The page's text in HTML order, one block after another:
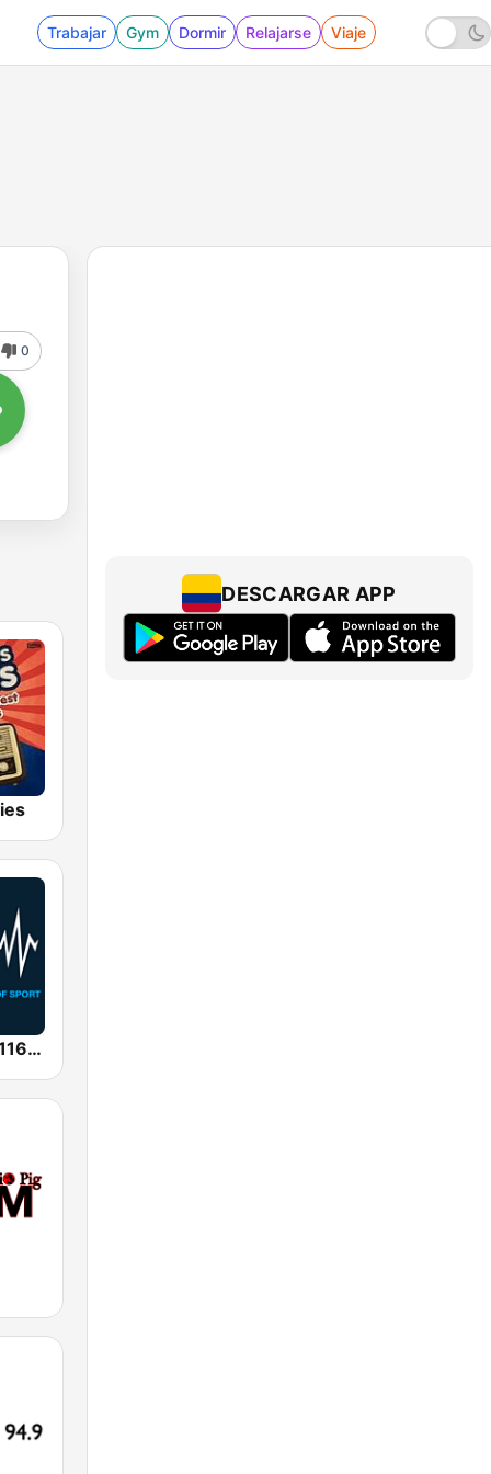
Trabajar Gym Dormir Relajarse Viaje
0
SEN Sports 1116 AM
DESCARGAR APP